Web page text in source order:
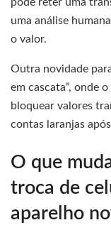
pode reter uma
uma análise
o valor.
Outra novidade
em cascata”, onde
bloquear valores
contas laranjas
O que
troca de
aparelho